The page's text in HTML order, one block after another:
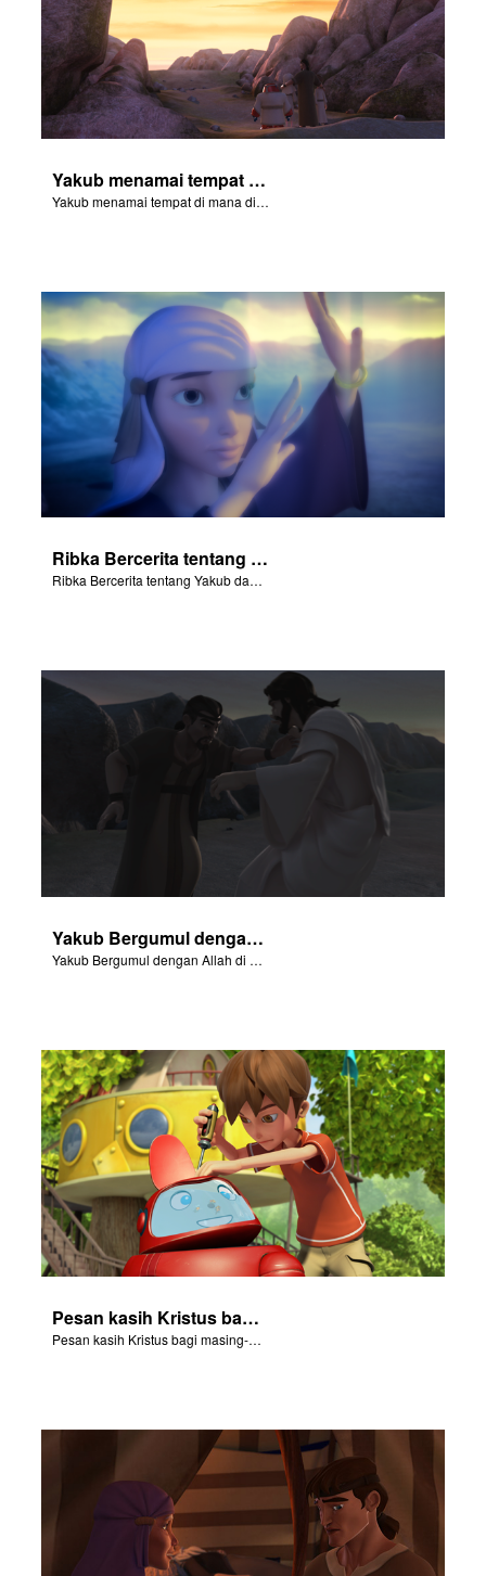
Yakub menamai tempat di mana dia bergumul dengan Allah dengan nama Pniel.
Yakub menamai tempat di mana dia bergumul dengan Allah dengan nama Pniel.
Ribka Bercerita tentang Yakub dan Esau
Ribka Bercerita tentang Yakub dan Esau
Yakub Bergumul dengan Allah di Pniel.
Yakub Bergumul dengan Allah di Pniel.
Pesan kasih Kristus bagi masing-masing kita.
Pesan kasih Kristus bagi masing-masing kita.